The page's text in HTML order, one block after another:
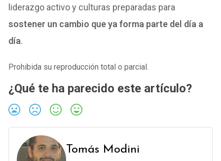
liderazgo activo y culturas preparadas para
sostener un cambio que ya forma parte del día a
día.
Prohibida su reproducción total o parcial.
¿Qué te ha parecido este artículo?
Tomás Modini